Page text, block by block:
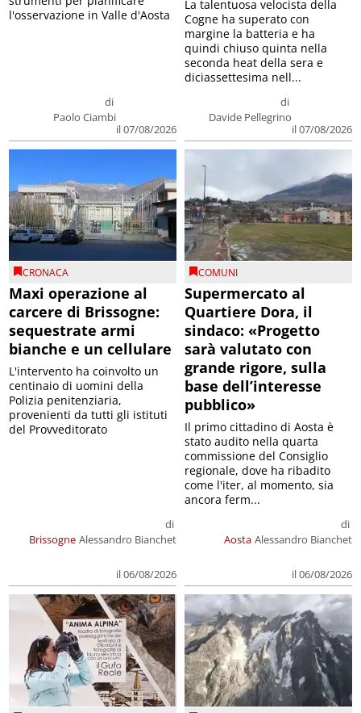
di
Paolo Ciambi
il 07/08/2026
l'osservazione in Valle d'Aosta
di
Davide Pellegrino
il 07/08/2026
La talentuosa velocista della
Cogne ha superato con
margine la batteria e ha
quindi chiuso quinta nella
seconda heat della sera e
diciassettesima nell...
CRONACA
Maxi operazione al
carcere di Brissogne:
sequestrate armi
bianche e un cellulare
Brissogne
di
Alessandro Bianchet
il 06/08/2026
L'intervento ha coinvolto un
centinaio di uomini della
Polizia penitenziaria,
provenienti da tutti gli istituti
del Provveditorato
COMUNI
Supermercato al
Quartiere Dora, il
sindaco: «Progetto
sarà valutato con
grande rigore, sulla
base dell’interesse
pubblico»
Aosta
di
Alessandro Bianchet
il 06/08/2026
Il primo cittadino di Aosta è
stato audito nella quarta
commissione del Consiglio
regionale, dove ha ribadito
come l'iter, al momento, sia
ancora ferm...